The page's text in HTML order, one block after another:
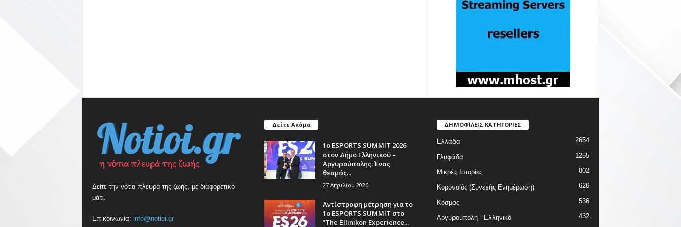
Δείτε την νότια πλευρά της ζωής, με διαφορετικό
μάτι.
Επικοινωνία: info@notioi.gr
Δείτε Ακόμα
1ο ESPORTS SUMMIT 2026
στον Δήμο Ελληνικού –
Αργυρούπολης: Ένας
θεσμός...
27 Απριλίου 2026
Αντίστροφη μέτρηση για το
1ο ESPORTS SUMMIT στο
”The Ellinikon Experience...
ΔΗΜΟΦΙΛΕΙΣ ΚΑΤΗΓΟΡΙΕΣ
Ελλάδα 2654
Γλυφάδα 1255
Μικρές Ιστορίες 802
Κορονοϊός (Συνεχής Ενημέρωση) 626
Κόσμος 536
Αργυρούπολη - Ελληνικό 432